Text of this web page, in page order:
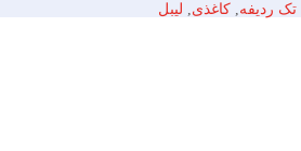
تک ردیفه, کاغذی, لیبل